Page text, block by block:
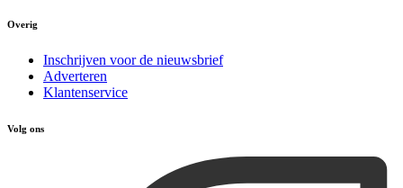
Overig
Inschrijven voor de nieuwsbrief
Adverteren
Klantenservice
Volg ons